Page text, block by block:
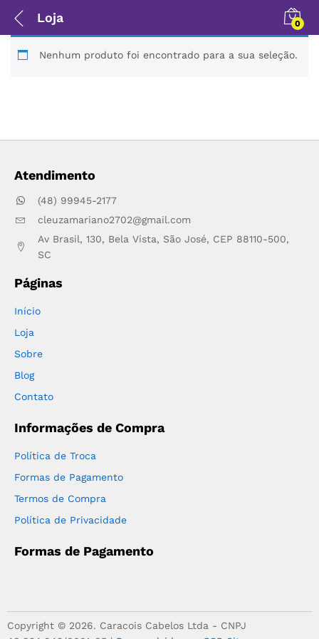
Loja 0
Nenhum produto foi encontrado para a sua seleção.
Atendimento
(48) 99945-2177
cleuzamariano2702@gmail.com
Av Brasil, 130, Bela Vista, São José, CEP 88110-500,
SC
Páginas
Início
Loja
Sobre
Blog
Contato
Informações de Compra
Política de Troca
Formas de Pagamento
Termos de Compra
Política de Privacidade
Formas de Pagamento
Copyright © 2026. Caracois Cabelos Ltda - CNPJ